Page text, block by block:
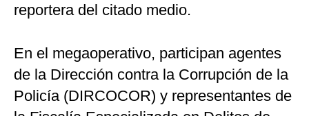
reportera del citado medio.
En el megaoperativo, participan agentes
de la Dirección contra la Corrupción de la
Policía (DIRCOCOR) y representantes de